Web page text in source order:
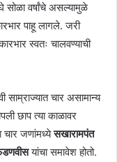
सोळा वर्षांचे असल्यामुळे
पाहू लागले. जरी
स्वतः चालवण्याची
साम्राज्यात चार असामान्य
छाप त्या काळावर
चार जणांमध्येसखारामपंत
यांचा समावेश होतो.